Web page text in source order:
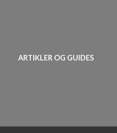
ARTIKLER OG GUIDES